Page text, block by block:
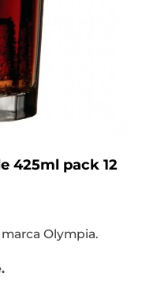
425ml pack 12
Olympia.